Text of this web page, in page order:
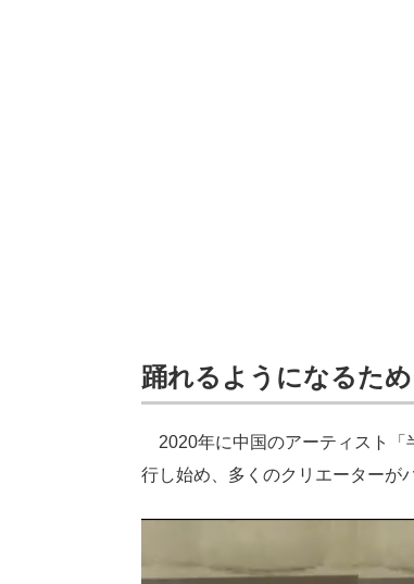
踊れるようになるた
2020年に中国のアーティスト「
行し始め、多くのクリエーターが